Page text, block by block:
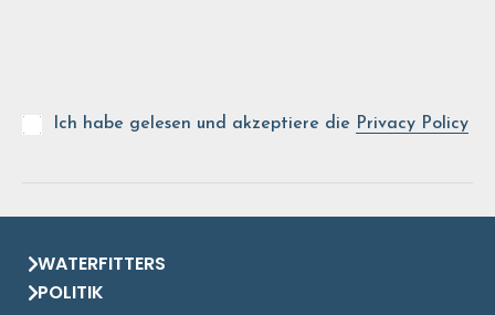
Ich habe gelesen und akzeptiere die Privacy Policy
WATERFITTERS
POLITIK